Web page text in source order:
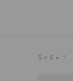
5 + 5 = *